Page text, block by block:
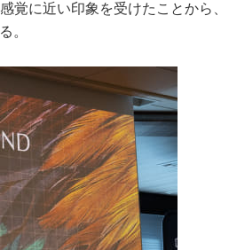
覚に近い印象を受けたことから、
。